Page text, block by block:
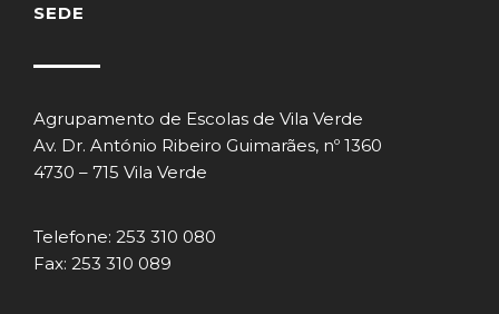
SEDE
Agrupamento de Escolas de Vila Verde
Av. Dr. António Ribeiro Guimarães, nº 1360
4730 – 715 Vila Verde
Telefone: 253 310 080
Fax: 253 310 089